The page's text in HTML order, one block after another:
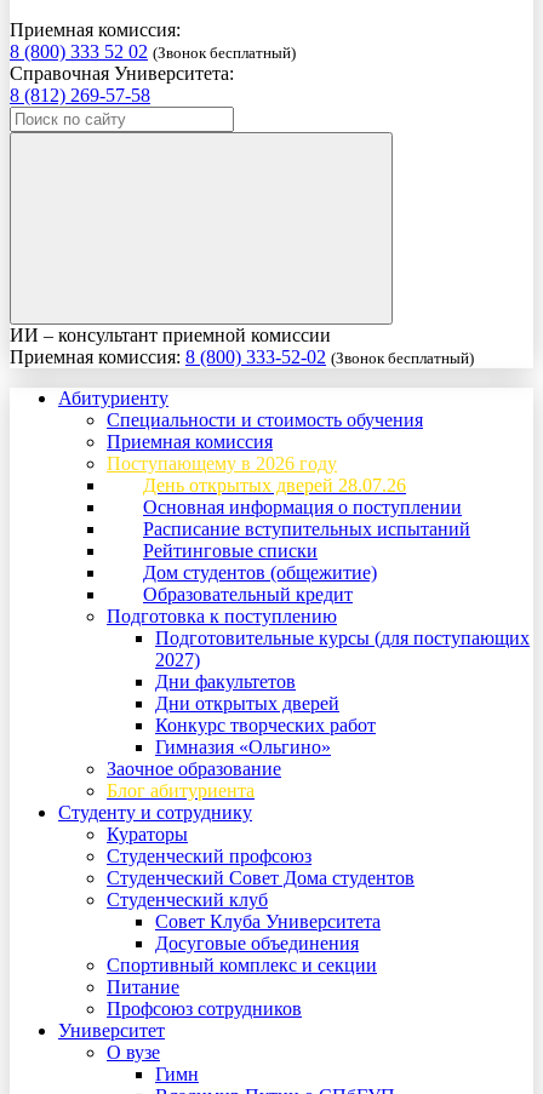
Приемная комиссия:
8 (800) 333 52 02 (Звонок бесплатный)
Справочная Университета:
8 (812) 269-57-58
ИИ – консультант приемной комиссии
Приемная комиссия: 8 (800) 333-52-02 (Звонок бесплатный)
Абитуриенту
Специальности и стоимость обучения
Приемная комиссия
Поступающему в 2026 году
День открытых дверей 28.07.26
Основная информация о поступлении
Расписание вступительных испытаний
Рейтинговые списки
Дом студентов (общежитие)
Образовательный кредит
Подготовка к поступлению
Подготовительные курсы (для поступающих
2027)
Дни факультетов
Дни открытых дверей
Конкурс творческих работ
Гимназия «Ольгино»
Заочное образование
Блог абитуриента
Студенту и сотруднику
Кураторы
Студенческий профсоюз
Студенческий Совет Дома студентов
Студенческий клуб
Совет Клуба Университета
Досуговые объединения
Спортивный комплекс и секции
Питание
Профсоюз сотрудников
Университет
О вузе
Гимн